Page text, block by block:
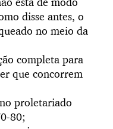
disse antes, o
no meio da
completa para
que concorrem
proletariado
80;